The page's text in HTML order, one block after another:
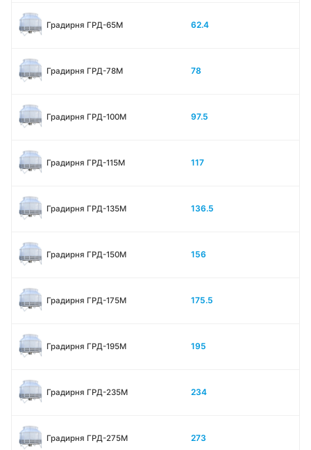
Градирня ГРД-65М 62.4
Градирня ГРД-78М 78
Градирня ГРД-100М 97.5
Градирня ГРД-115М 117
Градирня ГРД-135М 136.5
Градирня ГРД-150М 156
Градирня ГРД-175М 175.5
Градирня ГРД-195М 195
Градирня ГРД-235М 234
Градирня ГРД-275М 273